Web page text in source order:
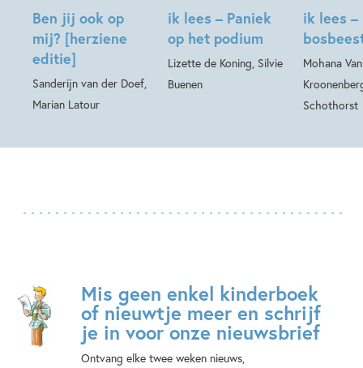
Ben jij ook op
mij? [herziene
editie]
Sanderijn van der Doef,
Marian Latour
ik lees – Paniek
op het podium
Lizette de Koning, Silvie
Buenen
ik lees –
Mohana
Schothorst
Mis geen enkel kinderboek
of nieuwtje meer en schrijf
je in voor onze nieuwsbrief
Ontvang elke twee weken nieuws,